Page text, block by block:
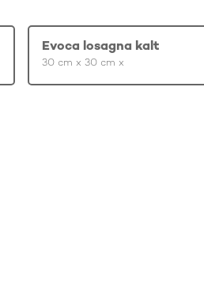
Evoca losagna kalt
30 cm x 30 cm x